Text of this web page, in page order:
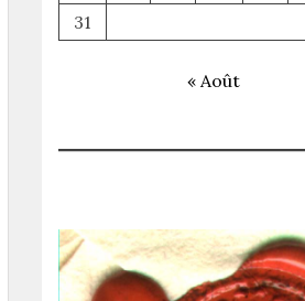
31
« Août